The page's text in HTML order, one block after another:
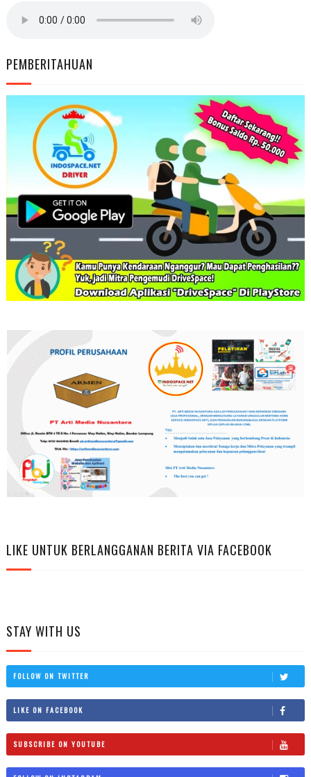
PEMBERITAHUAN
LIKE UNTUK BERLANGGANAN BERITA VIA FACEBOOK
STAY WITH US
FOLLOW ON TWITTER
LIKE ON FACEBOOK
SUBSCRIBE ON YOUTUBE